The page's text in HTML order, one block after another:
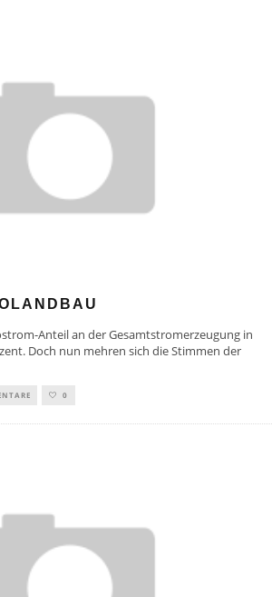
Anteil an der Gesamtstromerzeugung in
Doch nun mehren sich die Stimmen der
0